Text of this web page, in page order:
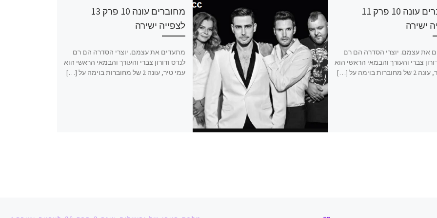
מחוברים עונה 10 פרק 13
לצפייה ישירה
מתעדים את עצמם. יוצרי הסדרה הם רם
לנדס ודורון צברי והעורך והבמאי הראשי הוא
עמי טיר, עונה 2 של מחוברות בוימה על […]
מחוברים עונה 10 פרק 11
ישירה
את עצמם. יוצרי הסדרה הם רם
צברי והעורך והבמאי הראשי הוא
בוימה על […]